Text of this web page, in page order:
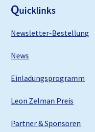
Quicklinks
Newsletter-Bestellung
News
Einladungsprogramm
Leon Zelman Preis
Partner & Sponsoren